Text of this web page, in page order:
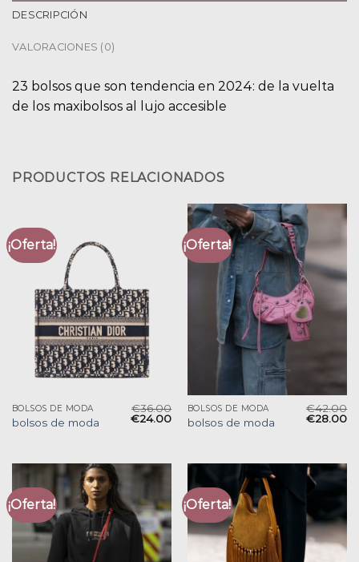
DESCRIPCIÓN
VALORACIONES (0)
23 bolsos que son tendencia en 2024: de la vuelta
de los maxibolsos al lujo accesible
PRODUCTOS RELACIONADOS
¡Oferta!
BOLSOS DE MODA
bolsos de moda
€36.00
€24.00
¡Oferta!
BOLSOS DE MODA
bolsos de moda
€42.00
€28.00
¡Oferta! ¡Oferta!